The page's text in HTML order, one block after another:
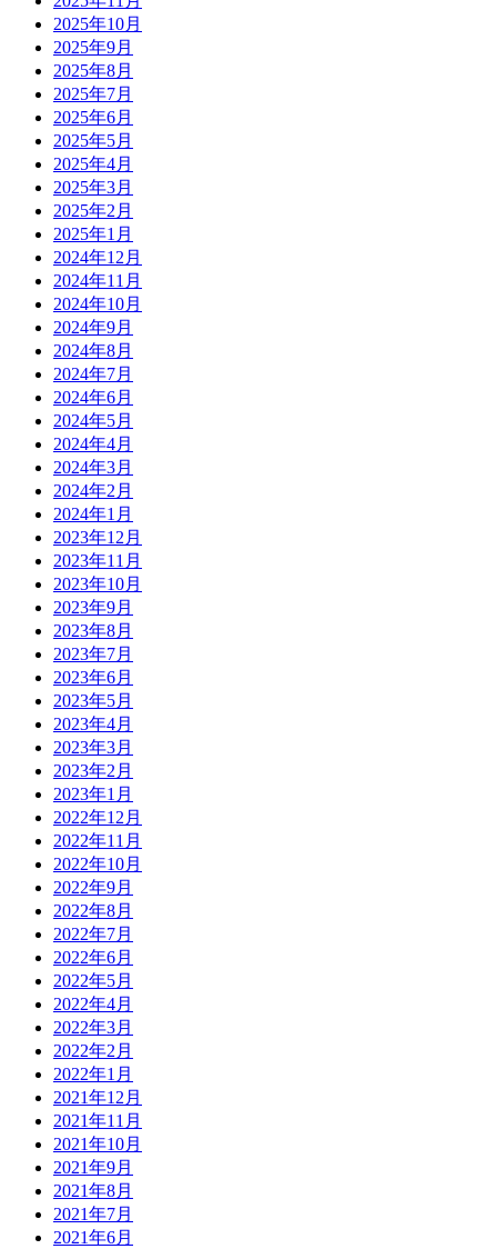
2025年10月
2025年9月
2025年8月
2025年7月
2025年6月
2025年5月
2025年4月
2025年3月
2025年2月
2025年1月
2024年12月
2024年11月
2024年10月
2024年9月
2024年8月
2024年7月
2024年6月
2024年5月
2024年4月
2024年3月
2024年2月
2024年1月
2023年12月
2023年11月
2023年10月
2023年9月
2023年8月
2023年7月
2023年6月
2023年5月
2023年4月
2023年3月
2023年2月
2023年1月
2022年12月
2022年11月
2022年10月
2022年9月
2022年8月
2022年7月
2022年6月
2022年5月
2022年4月
2022年3月
2022年2月
2022年1月
2021年12月
2021年11月
2021年10月
2021年9月
2021年8月
2021年7月
2021年6月